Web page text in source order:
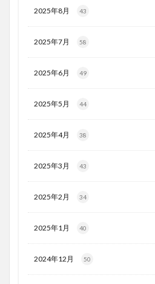
2025年8月 43
2025年7月 58
2025年6月 49
2025年5月 44
2025年4月 38
2025年3月 43
2025年2月 34
2025年1月 40
2024年12月 50